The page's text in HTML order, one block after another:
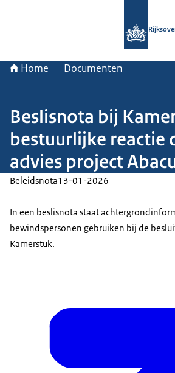
Home Documenten
Beslisnota bij
bestuurlijke reactie
advies project
Beleidsnota13-01-2026
In een beslisnota staat
bewindspersonen gebruiken bij de
Kamerstuk.